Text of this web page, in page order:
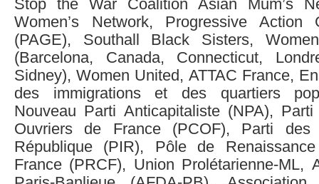
Stop the War Coalition Asian Mum’s
Women’s Network, Progressive Action
(PAGE), Southall Black Sisters,
(Barcelona, Canada, Connecticut,
Sidney), Women United, ATTAC France,
des immigrations et des quartiers
Nouveau Parti Anticapitaliste (NPA),
Ouvriers de France (PCOF), Parti
République (PIR), Pôle de
France (PRCF), Union Prolétarienne-ML,